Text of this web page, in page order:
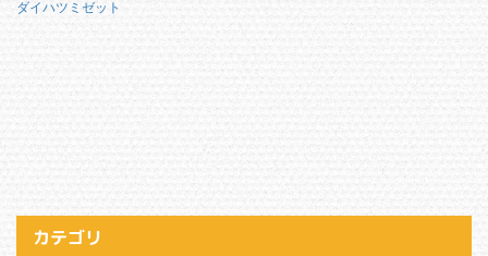
ダイハツミゼット
カテゴリ